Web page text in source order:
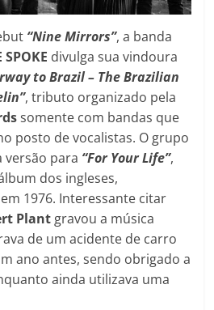
“Nine Mirrors”, a banda
divulga sua vindoura
to Brazil – The Brazilian
, tributo organizado pela
somente com bandas que
posto de vocalistas. O grupo
versão para “For Your Life”,
dos ingleses,
1976. Interessante citar
Plant gravou a música
de um acidente de carro
ano antes, sendo obrigado a
ainda utilizava uma